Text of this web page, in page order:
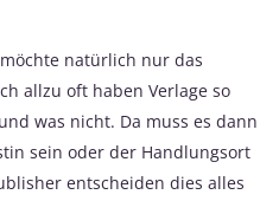
natürlich nur das
allzu oft haben Verlage so
was nicht. Da muss es dann
sein oder der Handlungsort
entscheiden dies alles